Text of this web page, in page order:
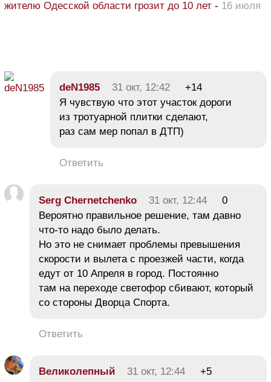
жителю Одесской области грозит до 10 лет - 16 июля
deN1985 31 окт, 12:42
+14
Я чувствую что этот участок дороги
из тротуарной плитки сделают,
раз сам мер попал в ДТП)
Ответить
Serg Chernetchenko 31 окт, 12:44
0
Вероятно правильное решение, там давно
что-то надо было делать.
Но это не снимает проблемы превышения
скорости и вылета с проезжей части, когда
едут от 10 Апреля в город. Постоянно
там на переходе светофор сбивают, который
со стороны Дворца Спорта.
Ответить
Великолепный 31 окт, 12:44
+5